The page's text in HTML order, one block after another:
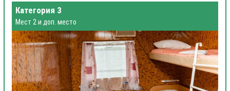
Категория 3
Мест 2 и доп. место